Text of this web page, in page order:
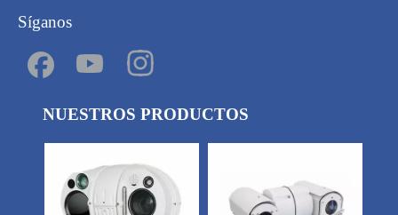
Síganos
NUESTROS PRODUCTOS